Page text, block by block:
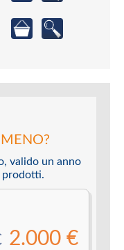
valido un anno
prodotti.
2.000 €